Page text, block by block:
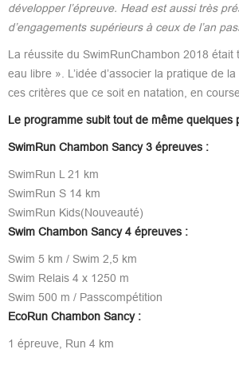
développer l’épreuve. Head est aussi très
d’engagements supérieurs à ceux de l’an
La réussite du SwimRunChambon 2018
eau libre ». L’idée d’associer la pratique de
ces critères que ce soit en natation, en
Le programme subit tout de même quelques
SwimRun Chambon Sancy 3 épreuves :
SwimRun L 21 km
SwimRun S 14 km
SwimRun Kids(Nouveauté)
Swim Chambon Sancy 4 épreuves :
Swim 5 km / Swim 2,5 km
Swim Relais 4 x 1250 m
Swim 500 m / Passcompétition
EcoRun Chambon Sancy :
1 épreuve, Run 4 km